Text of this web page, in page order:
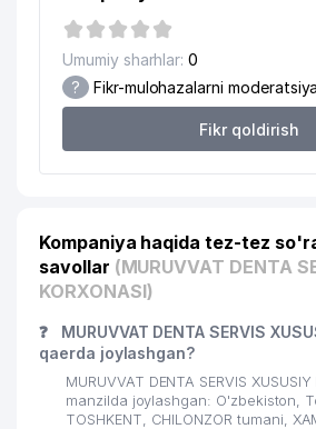
20 TASHPOLIZOLKROVLYA MChJ
21 HAMKORMAZLIZING MChJ
22 RISE BUSINESS INVEST
23 MALAHIT-PRINT MChJ
25
HELMSMAN QUALITY &
TECHNOLOGY SERVICES
VAKOLATXONA
26 EVRO ASIA CLEAN MChJ
28 BOVAR SERVICE MChJ
Umumiy sharhlar: 0
? Fikr-mulohazalarni
Fikr qoldirish
Kompaniya haqida tez-tez
savollar (MURUVVAT DENTA
KORXONASI)
❓
MURUVVAT DENTA SERVIS
qaerda joylashgan?
MURUVVAT DENTA SERVIS
manzilda joylashgan: O'zbekiston,
TOSHKENT, CHILONZOR tumani,